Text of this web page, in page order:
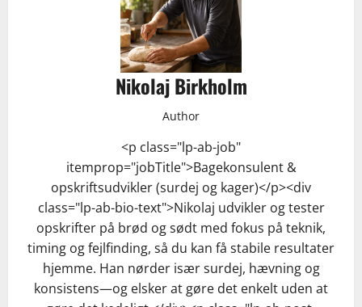
Nikolaj Birkholm
Author
<p class="lp-ab-job"
itemprop="jobTitle">Bagekonsulent &
opskriftsudvikler (surdej og kager)</p><div
class="lp-ab-bio-text">Nikolaj udvikler og tester
opskrifter på brød og sødt med fokus på teknik,
timing og fejlfinding, så du kan få stabile resultater
hjemme. Han nørder især surdej, hævning og
konsistens—og elsker at gøre det enkelt uden at